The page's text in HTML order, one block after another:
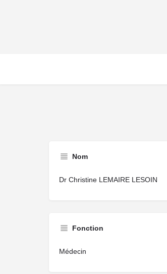
Nom
Dr Christine LEMAIRE LESOIN
Fonction
Médecin